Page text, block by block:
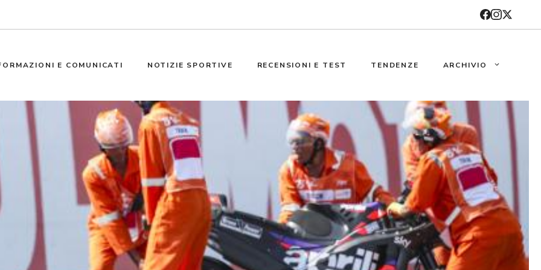
E COMUNICATI NOTIZIE SPORTIVE RECENSIONI E TEST TENDENZE ARCHIVIO